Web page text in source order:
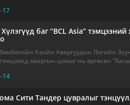
17
баг “BCL Asia”
Азийн Аваргуудын Лигийн
аваргын цомыг нь өргөсөн
14
Сити Тандер цувралыг